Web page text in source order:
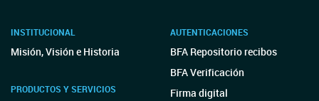
INSTITUCIONAL
Misión, Visión e Historia
PRODUCTOS Y SERVICIOS
AUTENTICACIONES
BFA Repositorio recibos
BFA Verificación
Firma digital